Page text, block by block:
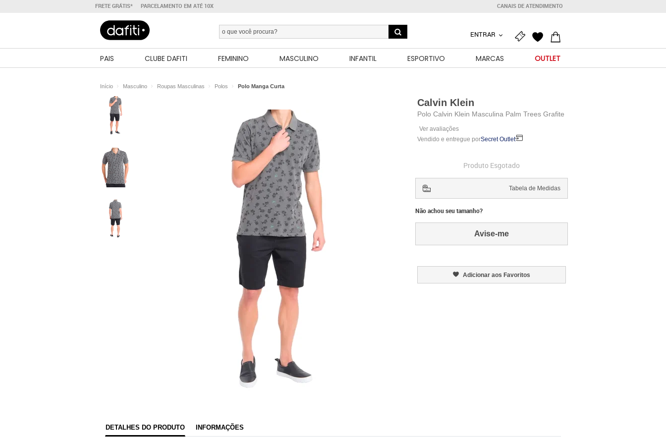
FRETE GRÁTIS* PARCELAMENTO EM ATÉ 10X CANAIS DE ATENDIMENTO
ENTRAR
PAIS CLUBE DAFITI FEMININO MASCULINO INFANTIL ESPORTIVO MARCAS OUTLET
Início Masculino Roupas Masculinas Polos Polo Manga Curta
Calvin Klein
Polo Calvin Klein Masculina Palm Trees Grafite
Ver avaliações
Vendido e entregue porSecret Outlet
Secret Outlet
Produto Esgotado
Tabela de Medidas
Não achou seu tamanho?
Avise-me
Adicionar aos Favoritos
DETALHES DO PRODUTO INFORMAÇÕES